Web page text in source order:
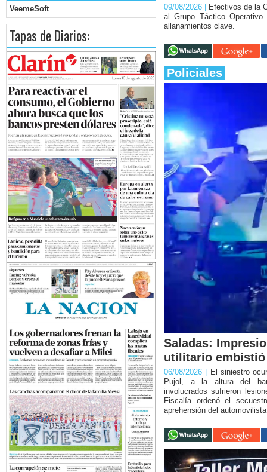
VeemeSoft
Tapas de Diarios:
09/08/2026 |
Efectivos de la
al Grupo Táctico Operativo
allanamientos clave.
Policiales
Saladas:
utilitario
06/08/2026 |
El siniestro
Pujol, a la altura del
involucrados sufrieron
Fiscalía ordenó el
aprehensión del